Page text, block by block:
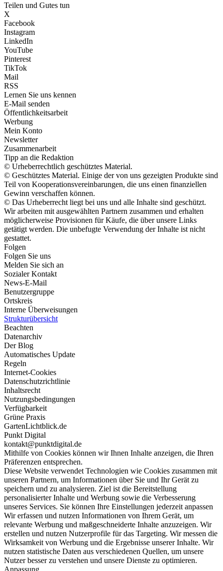
Teilen und Gutes tun
X
Facebook
Instagram
LinkedIn
YouTube
Pinterest
TikTok
Mail
RSS
Lernen Sie uns kennen
E-Mail senden
Öffentlichkeitsarbeit
Werbung
Mein Konto
Newsletter
Zusammenarbeit
Tipp an die Redaktion
© Urheberrechtlich geschütztes Material.
© Geschütztes Material. Einige der von uns gezeigten Produkte sind
Teil von Kooperationsvereinbarungen, die uns einen finanziellen
Gewinn verschaffen können.
© Das Urheberrecht liegt bei uns und alle Inhalte sind geschützt.
Wir arbeiten mit ausgewählten Partnern zusammen und erhalten
möglicherweise Provisionen für Käufe, die über unsere Links
getätigt werden. Die unbefugte Verwendung der Inhalte ist nicht
gestattet.
Folgen
Folgen Sie uns
Melden Sie sich an
Sozialer Kontakt
News-E-Mail
Benutzergruppe
Ortskreis
Interne Überweisungen
Strukturübersicht
Beachten
Datenarchiv
Der Blog
Automatisches Update
Regeln
Internet-Cookies
Datenschutzrichtlinie
Inhaltsrecht
Nutzungsbedingungen
Verfügbarkeit
Grüne Praxis
GartenLichtblick.de
Punkt Digital
kontakt@punktdigital.de
Mithilfe von Cookies können wir Ihnen Inhalte anzeigen, die Ihren
Präferenzen entsprechen.
Diese Website verwendet Technologien wie Cookies zusammen mit
unseren Partnern, um Informationen über Sie und Ihr Gerät zu
speichern und zu analysieren. Ziel ist die Bereitstellung
personalisierter Inhalte und Werbung sowie die Verbesserung
unseres Services. Sie können Ihre Einstellungen jederzeit anpassen
Wir erfassen und nutzen Informationen von Ihrem Gerät, um
relevante Werbung und maßgeschneiderte Inhalte anzuzeigen. Wir
erstellen und nutzen Nutzerprofile für das Targeting. Wir messen die
Wirksamkeit von Werbung und die Ergebnisse unserer Inhalte. Wir
nutzen statistische Daten aus verschiedenen Quellen, um unsere
Nutzer besser zu verstehen und unsere Dienste zu optimieren.
Anpassung